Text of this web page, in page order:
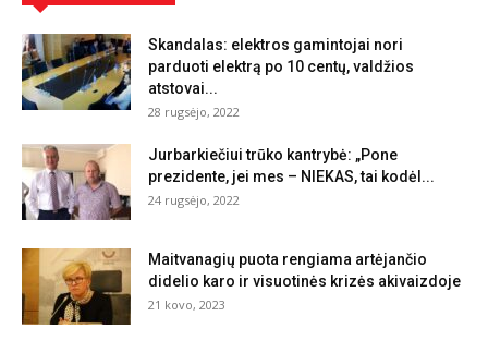
Skandalas: elektros gamintojai nori
parduoti elektrą po 10 centų, valdžios
atstovai...
28 rugsėjo, 2022
Jurbarkiečiui trūko kantrybė: „Pone
prezidente, jei mes – NIEKAS, tai kodėl...
24 rugsėjo, 2022
Maitvanagių puota rengiama artėjančio
didelio karo ir visuotinės krizės akivaizdoje
21 kovo, 2023